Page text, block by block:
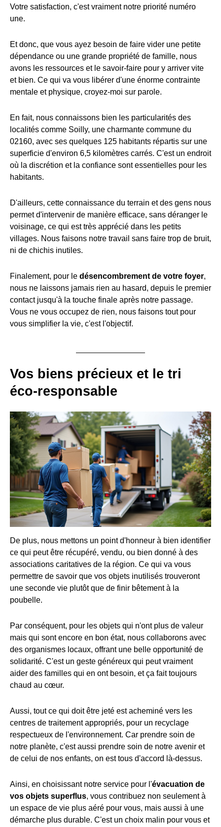
Votre satisfaction, c'est vraiment notre priorité numéro
une.
Et donc, que vous ayez besoin de faire vider une petite
dépendance ou une grande propriété de famille, nous
avons les ressources et le savoir-faire pour y arriver vite
et bien. Ce qui va vous libérer d'une énorme contrainte
mentale et physique, croyez-moi sur parole.
En fait, nous connaissons bien les particularités des
localités comme Soilly, une charmante commune du
02160, avec ses quelques 125 habitants répartis sur une
superficie d'environ 6,5 kilomètres carrés. C'est un endroit
où la discrétion et la confiance sont essentielles pour les
habitants.
D'ailleurs, cette connaissance du terrain et des gens nous
permet d'intervenir de manière efficace, sans déranger le
voisinage, ce qui est très apprécié dans les petits
villages. Nous faisons notre travail sans faire trop de bruit,
ni de chichis inutiles.
Finalement, pour le désencombrement de votre foyer,
nous ne laissons jamais rien au hasard, depuis le premier
contact jusqu'à la touche finale après notre passage.
Vous ne vous occupez de rien, nous faisons tout pour
vous simplifier la vie, c'est l'objectif.
Vos biens précieux et le tri
éco-responsable
De plus, nous mettons un point d'honneur à bien identifier
ce qui peut être récupéré, vendu, ou bien donné à des
associations caritatives de la région. Ce qui va vous
permettre de savoir que vos objets inutilisés trouveront
une seconde vie plutôt que de finir bêtement à la
poubelle.
Par conséquent, pour les objets qui n'ont plus de valeur
mais qui sont encore en bon état, nous collaborons avec
des organismes locaux, offrant une belle opportunité de
solidarité. C'est un geste généreux qui peut vraiment
aider des familles qui en ont besoin, et ça fait toujours
chaud au cœur.
Aussi, tout ce qui doit être jeté est acheminé vers les
centres de traitement appropriés, pour un recyclage
respectueux de l'environnement. Car prendre soin de
notre planète, c'est aussi prendre soin de notre avenir et
de celui de nos enfants, on est tous d'accord là-dessus.
Ainsi, en choisissant notre service pour l'évacuation de
vos objets superflus, vous contribuez non seulement à
un espace de vie plus aéré pour vous, mais aussi à une
démarche plus durable. C'est un choix malin pour vous et